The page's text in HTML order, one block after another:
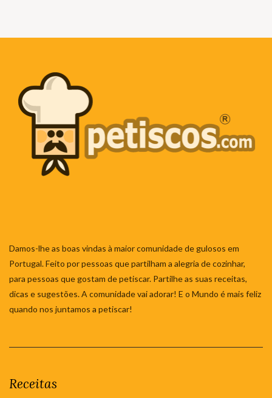
Damos-lhe as boas vindas à maior comunidade de gulosos em
Portugal. Feito por pessoas que partilham a alegria de cozinhar,
para pessoas que gostam de petiscar. Partilhe as suas receitas,
dicas e sugestões. A comunidade vai adorar! E o Mundo é mais feliz
quando nos juntamos a petiscar!
Receitas